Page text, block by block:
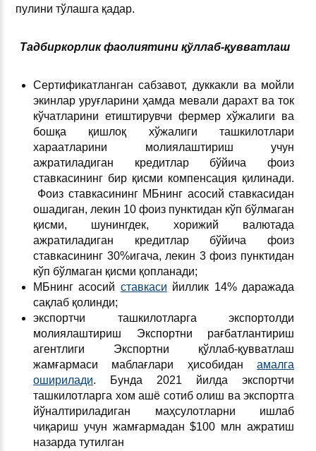
пулини тўлашга қадар.
Тадбиркорлик фаолиятини қўллаб-қувватлаш
Сертификатланган сабзавот, дуккакли ва мойли
экинлар уруғларини ҳамда мевали дарахт ва ток
кўчатларини етиштирувчи фермер хўжалиги ва
бошқа қишлоқ хўжалиги ташкилотлари
хараатларини молиялаштириш учун
ажратиладиган кредитлар бўйича фоиз
ставкасининг бир қисми компенсация қилинади.
Фоиз ставкасининг МБнинг асосий ставкасидан
ошадиган, лекин 10 фоиз пунктидан кўп бўлмаган
қисми, шунингдек, хорижий валютада
ажратиладиган кредитлар бўйича фоиз
ставкасининг 30%игача, лекин 3 фоиз пунктидан
кўп бўлмаган қисми қопланади;
МБнинг асосий ставкаси йиллик 14% даражада
сақлаб қолинди;
экспортчи ташкилотларга экспортолди
молиялаштириш Экспортни рағбатлантириш
агентлиги Экспортни қўллаб-қувватлаш
жамғармаси маблағлари ҳисобиданамалга
оширилади. Бунда 2021 йилда экспортчи
ташкилотларга хом ашё сотиб олиш ва экспортга
йўналтириладиган маҳсулотларни ишлаб
чиқариш учун жамғармадан $100 млн ажратиш
назарда тутилган